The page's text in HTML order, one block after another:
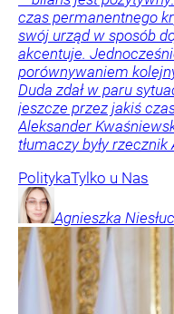
czas permanentnego
swój urząd w sposób
akcentuje.
porównywaniem
Duda zdał w paru
jeszcze przez jakiś
Aleksander
tłumaczy były rzecznik
PolitykaTylko u Nas
Agnieszka